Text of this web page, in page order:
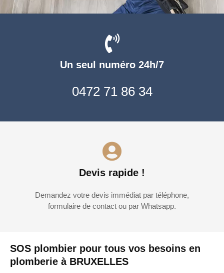
SOS plombier pour tous vos besoins en
plomberie à BRUXELLES
Un seul numéro 24h/7
0472 71 86 34
Devis rapide !
Demandez votre devis immédiat par téléphone,
formulaire de contact ou par Whatsapp.